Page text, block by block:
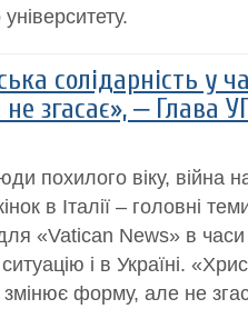
солідарність у
згасає», ‒ Глава
похилого віку, війна
в Італії – головні
«Vatican News» в
і в Україні.
змінює форму, але не